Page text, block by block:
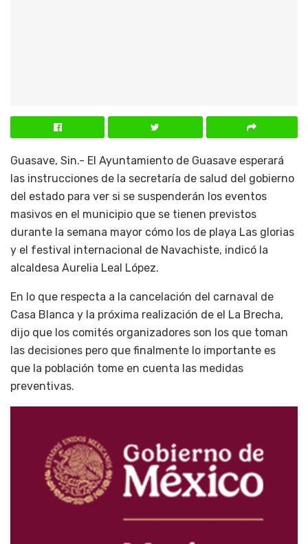
Guasave, Sin.- El Ayuntamiento de Guasave esperará
las instrucciones de la secretaría de salud del gobierno
del estado para ver si se suspenderán los eventos
masivos en el municipio que se tienen previstos
durante la semana mayor cómo los de playa Las glorias
y el festival internacional de Navachiste, indicó la
alcaldesa Aurelia Leal López.
En lo que respecta a la cancelación del carnaval de
Casa Blanca y la próxima realización de el La Brecha,
dijo que los comités organizadores son los que toman
las decisiones pero que finalmente lo importante es
que la población tome en cuenta las medidas
preventivas.